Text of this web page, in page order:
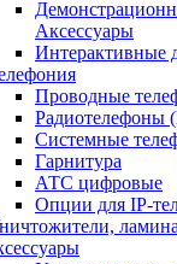
Аксессуары
Интерактивные
Проводные
Радиотелефоны
Системные
Гарнитура
АТС цифровые
Опции для IP-